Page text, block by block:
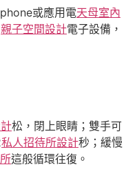
或應用電天母室內
親子空間設計電子設備，
松，閉上眼睛；雙手可
私人招待所設計秒；緩慢
這般循環往復。